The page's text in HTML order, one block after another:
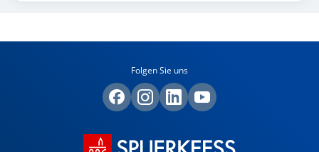
Folgen Sie uns